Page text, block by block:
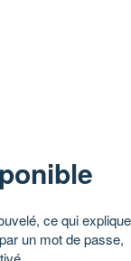
ce qui explique
un mot de passe,